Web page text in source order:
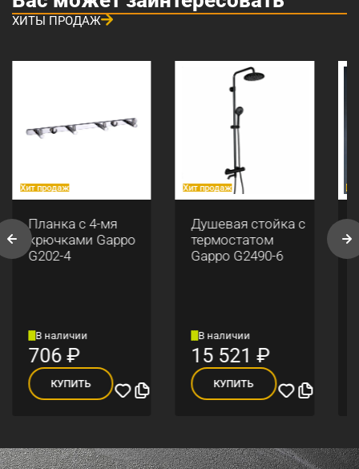
ХИТЫ ПРОДАЖ
Хит продаж
Планка с 4-мя
крючками Gappo
G202-4
В наличии
706₽
КУПИТЬ
Хит продаж
Душевая стойка с
термостатом
Gappo G2490-6
В наличии
15 521₽
КУПИТЬ